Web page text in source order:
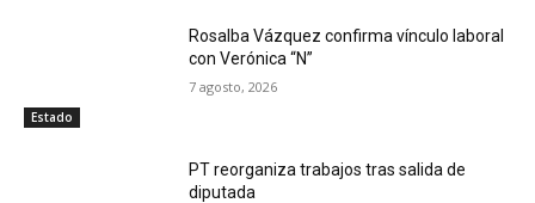
Estado
Rosalba Vázquez confirma vínculo laboral
con Verónica “N”
7 agosto, 2026
PT reorganiza trabajos tras salida de
diputada